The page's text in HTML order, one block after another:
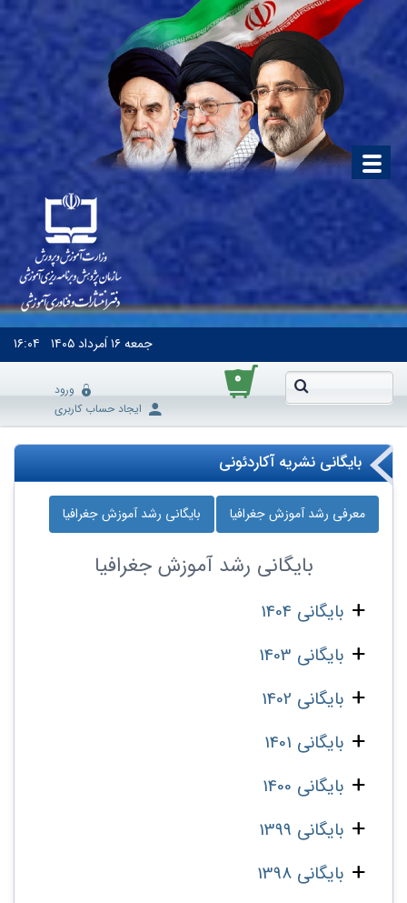
جمعه۱۶ اَمرداد ۱۴۰۵ ۱۶:۰۴
۰
ورود
ایجاد حساب کاربری
بایگانی نشریه آکاردئونی
معرفی رشد آموزش جغرافیا بایگانی رشد آموزش جغرافیا
بایگانی رشد آموزش جغرافیا
بایگانی 1404
بایگانی 1403
بایگانی 1402
بایگانی 1401
بایگانی 1400
بایگانی 1399
بایگانی 1398